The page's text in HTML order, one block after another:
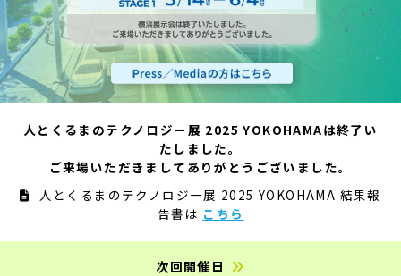
人とくるまのテクノロジー展 2025 YOKOHAMAは終了い
たしました。
ご来場いただきましてありがとうございました。
人とくるまのテクノロジー展 2025 YOKOHAMA 結果報
告書は こちら
次回開催日